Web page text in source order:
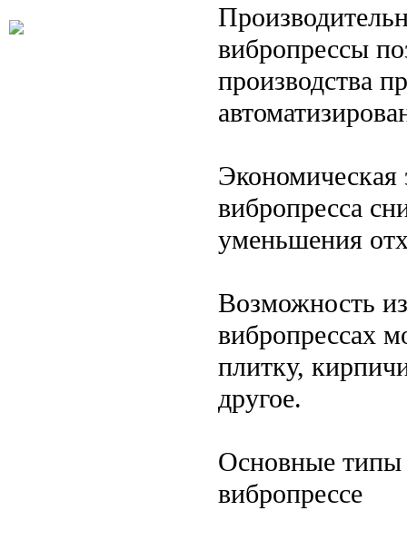
вибропрессы
производства
Экономическая
вибропресса
уменьшения
Возможность
вибропрессах
плитку,
другое.
Основные типы
вибропрессе